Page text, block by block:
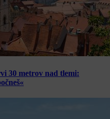
30 metrov nad tlemi: